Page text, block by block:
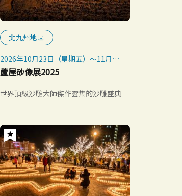
北九州地區
2026年10月23日（星期五）～11月8
日（星期日）
蘆屋砂像展2025
世界頂級沙雕大師傑作雲集的沙雕盛典